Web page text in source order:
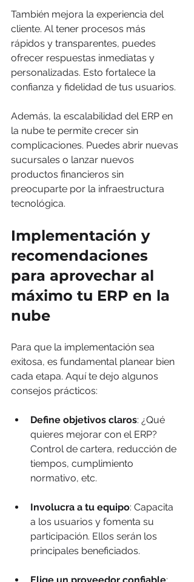
También mejora la experiencia del
cliente. Al tener procesos más
rápidos y transparentes, puedes
ofrecer respuestas inmediatas y
personalizadas. Esto fortalece la
confianza y fidelidad de tus usuarios.
Además, la escalabilidad del ERP en
la nube te permite crecer sin
complicaciones. Puedes abrir nuevas
sucursales o lanzar nuevos
productos financieros sin
preocuparte por la infraestructura
tecnológica.
Implementación y
recomendaciones
para aprovechar al
máximo tu ERP en la
nube
Para que la implementación sea
exitosa, es fundamental planear bien
cada etapa. Aquí te dejo algunos
consejos prácticos:
Define objetivos claros: ¿Qué
quieres mejorar con el ERP?
Control de cartera, reducción de
tiempos, cumplimiento
normativo, etc.
Involucra a tu equipo: Capacita
a los usuarios y fomenta su
participación. Ellos serán los
principales beneficiados.
Elige un proveedor confiable: